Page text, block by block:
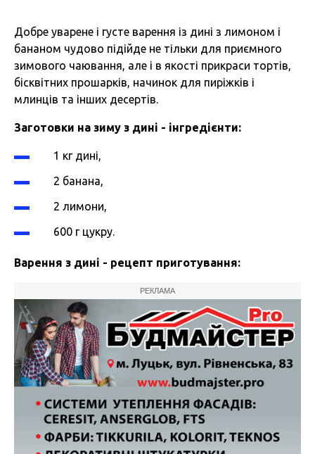
Добре уварене і густе варення із дині з лимоном і
бананом чудово підійде не тільки для приємного
зимового чаювання, але і в якості прикраси тортів,
бісквітних прошарків, начинок для пиріжків і
млинців та інших десертів.
Заготовки на зиму з дині - інгредієнти:
1 кг дині,
2 банана,
2 лимони,
600 г цукру.
Варення з дині - рецепт приготування:
РЕКЛАМА